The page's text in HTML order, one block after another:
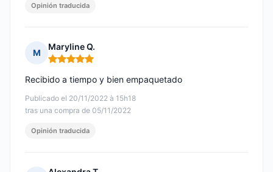
Opinión traducida
M
Maryline Q.
Nota: 5 de 5
Publicado el 20/11/2022 à 15h18
tras una compra de 05/11/2022
Recibido a tiempo y bien empaquetado
Opinión traducida